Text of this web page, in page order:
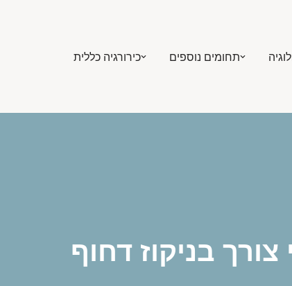
תחומים נוספים כירורגיה כללית
בניקוז דחוף